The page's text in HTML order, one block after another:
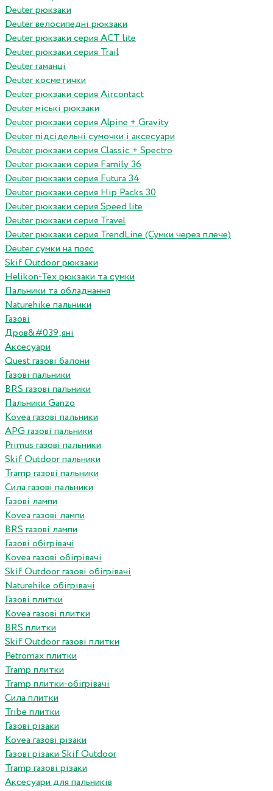
Deuter рюкзаки
Deuter велосипедні рюкзаки
Deuter рюкзаки серия ACT lite
Deuter рюкзаки серия Trail
Deuter гаманці
Deuter косметички
Deuter рюкзаки серия Aircontact
Deuter міські рюкзаки
Deuter рюкзаки серия Alpine + Gravity
Deuter підсідельні сумочки і аксесуари
Deuter рюкзаки серия Classic + Spectro
Deuter рюкзаки серия Family 36
Deuter рюкзаки серия Futura 34
Deuter рюкзаки серия Hip Packs 30
Deuter рюкзаки серия Speed lite
Deuter рюкзаки серия Travel
Deuter рюкзаки серия TrendLine (Сумки через плече)
Deuter сумки на пояс
Skif Outdoor рюкзаки
Helikon-Tex рюкзаки та сумки
Пальники та обладнання
Naturehike пальники
Газові
Дров&#039;яні
Аксесуари
Quest газові балони
Газові пальники
BRS газові пальники
Пальники Ganzo
Kovea газові пальники
APG газові пальники
Primus газові пальники
Skif Outdoor пальники
Tramp газові пальники
Сила газові пальники
Газові лампи
Kovea газові лампи
BRS газові лампи
Газові обігрівачі
Kovea газові обігрівачі
Skif Outdoor газові обігрівачі
Naturehike обігрівачі
Газові плитки
Kovea газові плитки
BRS плитки
Skif Outdoor газові плитки
Petromax плитки
Tramp плитки
Tramp плитки-обігрівачі
Сила плитки
Tribe плитки
Газові різаки
Kovea газові різаки
Газові різаки Skif Outdoor
Tramp газові різаки
Аксесуари для пальників